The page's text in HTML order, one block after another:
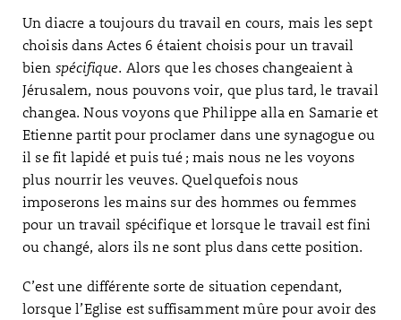
Un diacre a toujours du travail en cours, mais les sept
choisis dans Actes 6 étaient choisis pour un travail
bien spécifique. Alors que les choses changeaient à
Jérusalem, nous pouvons voir, que plus tard, le travail
changea. Nous voyons que Philippe alla en Samarie et
Etienne partit pour proclamer dans une synagogue ou
il se fit lapidé et puis tué ; mais nous ne les voyons
plus nourrir les veuves. Quelquefois nous
imposerons les mains sur des hommes ou femmes
pour un travail spécifique et lorsque le travail est fini
ou changé, alors ils ne sont plus dans cette position.
C’est une différente sorte de situation cependant,
lorsque l’Eglise est suffisamment mûre pour avoir des